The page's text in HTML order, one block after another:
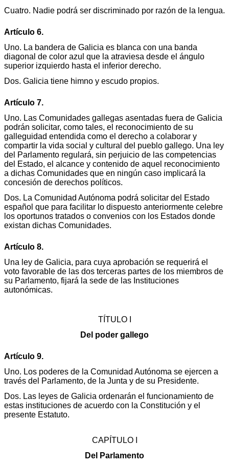
Cuatro. Nadie podrá ser discriminado por razón de la lengua.
Artículo 6.
Uno. La bandera de Galicia es blanca con una banda
diagonal de color azul que la atraviesa desde el ángulo
superior izquierdo hasta el inferior derecho.
Dos. Galicia tiene himno y escudo propios.
Artículo 7.
Uno. Las Comunidades gallegas asentadas fuera de Galicia
podrán solicitar, como tales, el reconocimiento de su
galleguidad entendida como el derecho a colaborar y
compartir la vida social y cultural del pueblo gallego. Una ley
del Parlamento regulará, sin perjuicio de las competencias
del Estado, el alcance y contenido de aquel reconocimiento
a dichas Comunidades que en ningún caso implicará la
concesión de derechos políticos.
Dos. La Comunidad Autónoma podrá solicitar del Estado
español que para facilitar lo dispuesto anteriormente celebre
los oportunos tratados o convenios con los Estados donde
existan dichas Comunidades.
Artículo 8.
Una ley de Galicia, para cuya aprobación se requerirá el
voto favorable de las dos terceras partes de los miembros de
su Parlamento, fijará la sede de las Instituciones
autonómicas.
TÍTULO I
Del poder gallego
Artículo 9.
Uno. Los poderes de la Comunidad Autónoma se ejercen a
través del Parlamento, de la Junta y de su Presidente.
Dos. Las leyes de Galicia ordenarán el funcionamiento de
estas instituciones de acuerdo con la Constitución y el
presente Estatuto.
CAPÍTULO I
Del Parlamento